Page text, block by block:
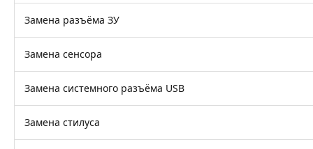
Замена разъёма ЗУ
Замена сенсора
Замена системного разъёма USB
Замена стилуса